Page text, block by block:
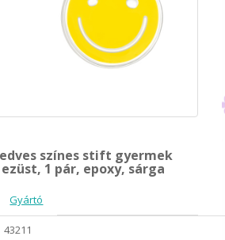
színes stift gyermek
1 pár, epoxy, sárga
Gyártó
43211